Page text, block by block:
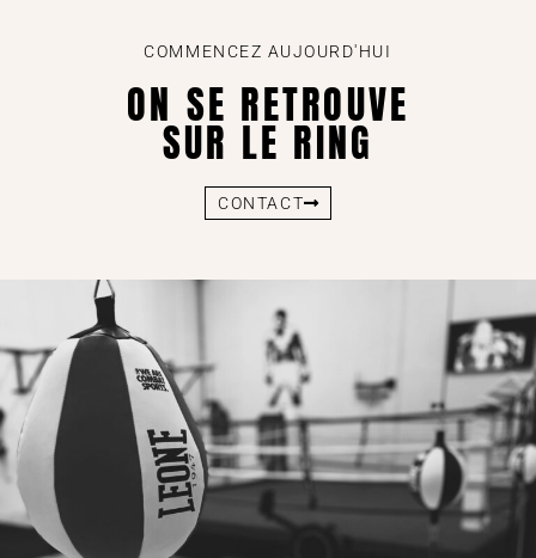
COMMENCEZ AUJOURD'HUI
ON SE RETROUVE
SUR LE RING
CONTACT